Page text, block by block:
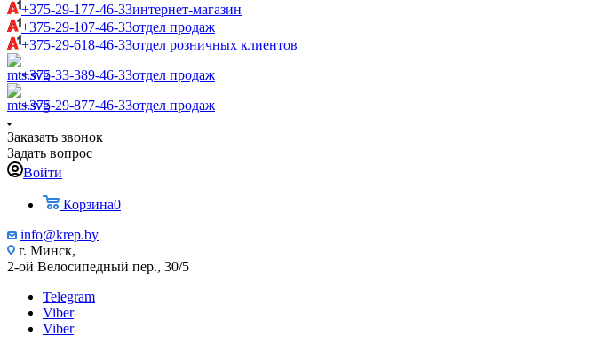
+375-29-177-46-33интернет-магазин
+375-29-107-46-33отдел продаж
+375-29-618-46-33отдел розничных клиентов
+375-33-389-46-33отдел продаж
+375-29-877-46-33отдел продаж
Заказать звонок
Задать вопрос
Войти
Корзина0
info@krep.by
г. Минск,
2-ой Велосипедный пер., 30/5
Telegram
Viber
Viber